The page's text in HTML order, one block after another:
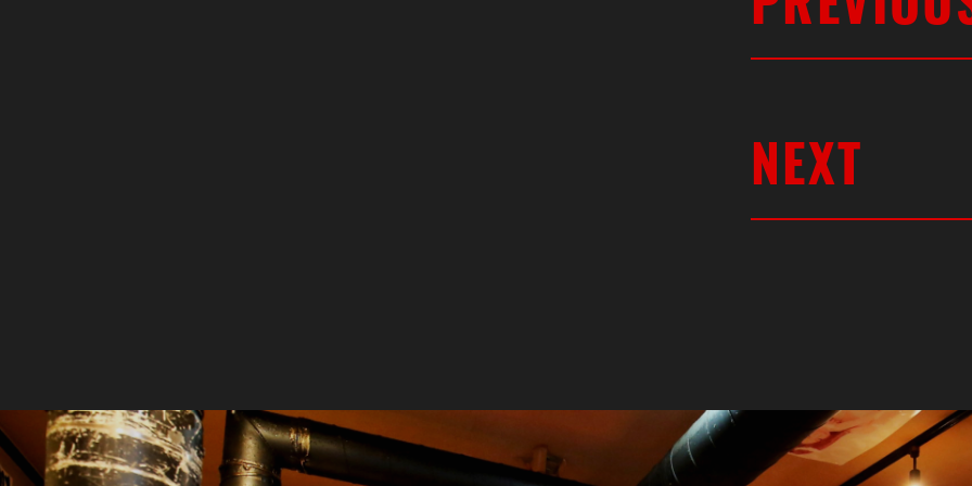
NEXT